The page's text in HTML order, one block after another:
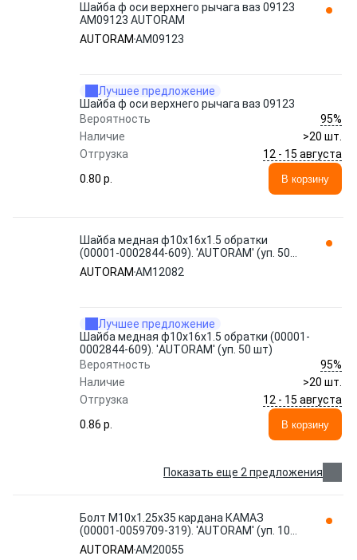
Шайба ф оси верхнего рычага ваз 09123
AM09123 AUTORAM
AUTORAM AM09123
Лучшее предложение
Шайба ф оси верхнего рычага ваз 09123
Вероятность
95%
Наличие
>20 шт.
Отгрузка
12 - 15 августа
0.80 p.
В корзину
Шайба медная ф10x16x1.5 обратки
(00001-0002844-609). 'AUTORAM' (уп. 50
шт) AM12082
AUTORAM AM12082
Лучшее предложение
Шайба медная ф10x16x1.5 обратки (00001-
0002844-609). 'AUTORAM' (уп. 50 шт)
Вероятность
95%
Наличие
>20 шт.
Отгрузка
12 - 15 августа
0.86 p.
В корзину
Показать еще 2 предложения
Болт М10x1.25x35 кардана КАМАЗ
(00001-0059709-319). 'AUTORAM' (уп. 10
шт) AM20055
AUTORAM AM20055